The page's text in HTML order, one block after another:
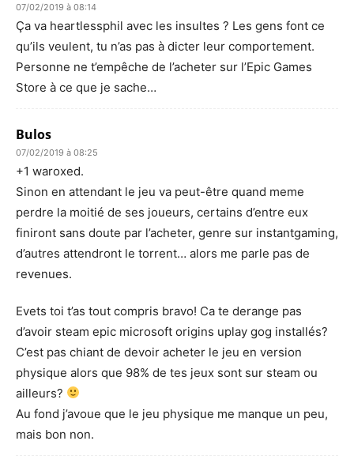
07/02/2019 à 08:14
Ça va heartlessphil avec les insultes ? Les gens font ce
qu’ils veulent, tu n’as pas à dicter leur comportement.
Personne ne t’empêche de l’acheter sur l’Epic Games
Store à ce que je sache…
Bulos
07/02/2019 à 08:25
+1 waroxed.
Sinon en attendant le jeu va peut-être quand meme
perdre la moitié de ses joueurs, certains d’entre eux
finiront sans doute par l’acheter, genre sur instantgaming,
d’autres attendront le torrent… alors me parle pas de
revenues.
Evets toi t’as tout compris bravo! Ca te derange pas
d’avoir steam epic microsoft origins uplay gog installés?
C’est pas chiant de devoir acheter le jeu en version
physique alors que 98% de tes jeux sont sur steam ou
ailleurs?
Au fond j’avoue que le jeu physique me manque un peu,
mais bon non.